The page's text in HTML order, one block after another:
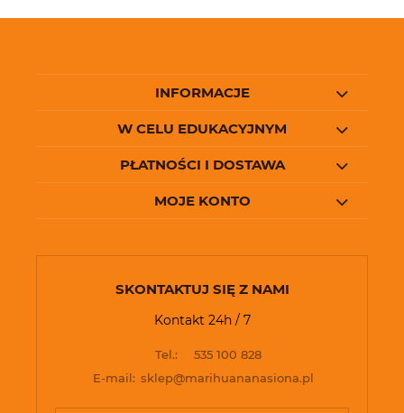
INFORMACJE
W CELU EDUKACYJNYM
PŁATNOŚCI I DOSTAWA
MOJE KONTO
SKONTAKTUJ SIĘ Z NAMI
Kontakt 24h / 7
Tel.:
535 100 828
E-mail: sklep@marihuananasiona.pl